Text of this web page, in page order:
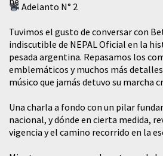
Adelanto N° 2
Tuvimos el gusto de conversar con
indiscutible de NEPAL Oficial en la
pesada argentina. Repasamos los
emblemáticos y muchos más
músico que jamás detuvo su marcha
​Una charla a fondo con un pilar
nacional, y dónde en cierta medida,
vigencia y el camino recorrido en la